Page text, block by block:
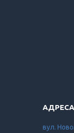
вул.